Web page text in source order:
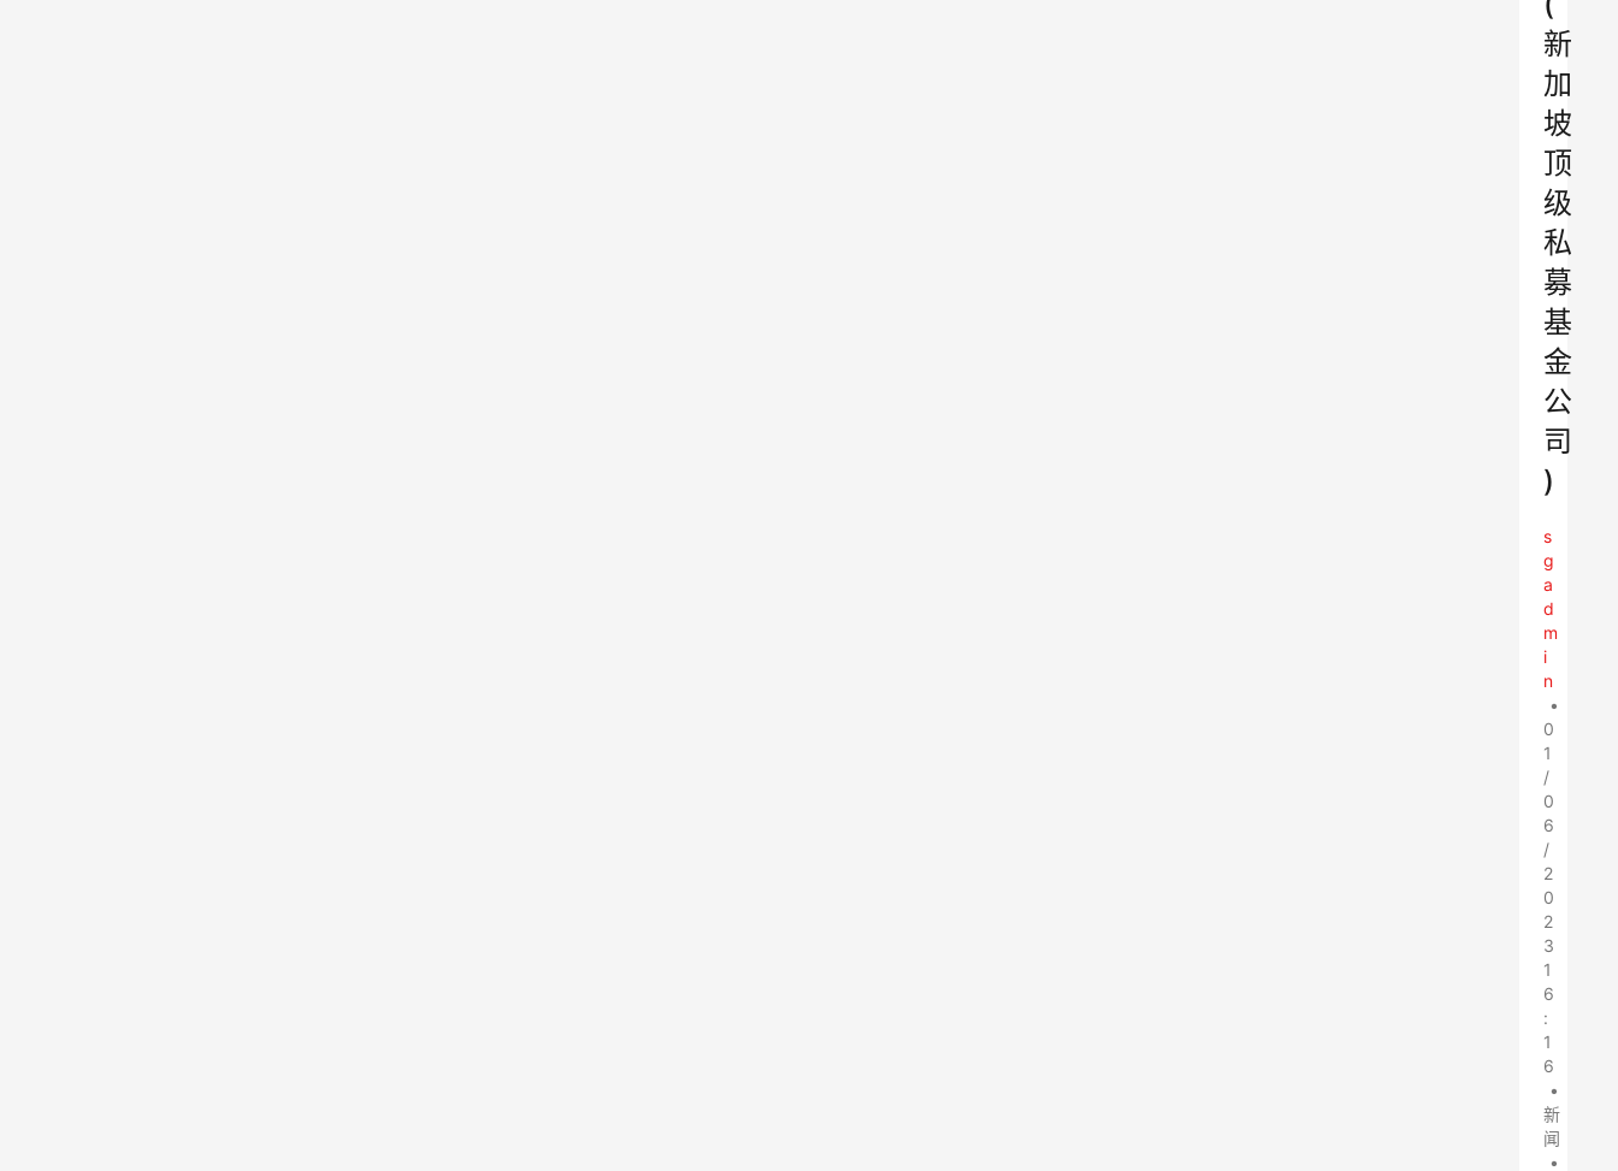
新
加
坡
顶
级
私
募
基
金
公
司
)
s
g
a
d
m
i
n
•
0
1
/
0
6
/
2
0
2
3
1
6
:
1
6
•
新
闻
•